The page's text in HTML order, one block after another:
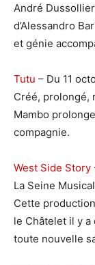
André
d’Alessandro
et génie
Tutu – Du 11
Créé, prolongé,
Mambo
compagnie.
West Side Story
La Seine
Cette
le Châtelet il y a
toute nouvelle